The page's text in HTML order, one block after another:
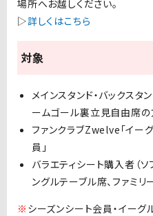
場所へお越しください。
▷詳しくはこちら
対象
メインスタンド・バックス
ームゴール裏立見自由席の
ファンクラブZwelve「イー
員」
バラエティシート購入者 （
ングルテーブル席、ファミリ
※ シーズンシート会員・イーグ